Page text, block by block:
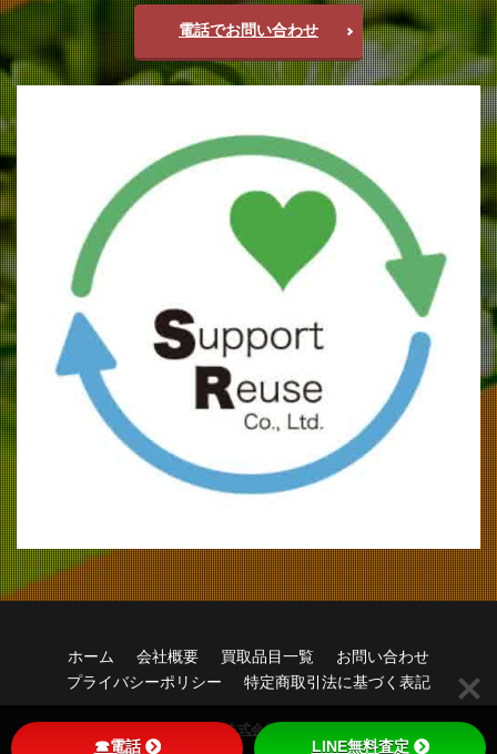
電話でお問い合わせ
ホーム 会社概要 買取品目一覧
お問い合わせ
プライバシーポリシー
特定商取引法に基づく表記
株式会社サポートリユース
☎電話 LINE無料査定